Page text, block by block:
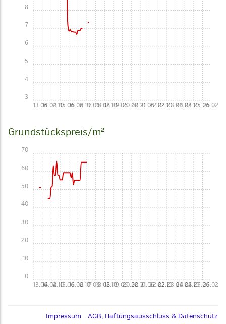
13.0614.0214.1015.0616.0216.1017.0618.0218.1019.0620.0220.1021.0622.0222.1023.0624.0224.1025.0626.02
3
4
5
6
7
8
Grundstückspreis/m²
13.0614.0214.1015.0616.0216.1017.0618.0218.1019.0620.0220.1021.0622.0222.1023.0624.0224.1025.0626.02
0
10
20
30
40
50
60
70
Impressum AGB, Haftungsausschluss & Datenschutz